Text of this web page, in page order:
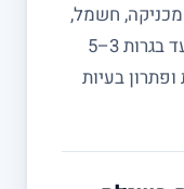
חשמל,
אופטיקה וגלים, מחטיבה ותיכון ועד בגרות 3–5
בעיות